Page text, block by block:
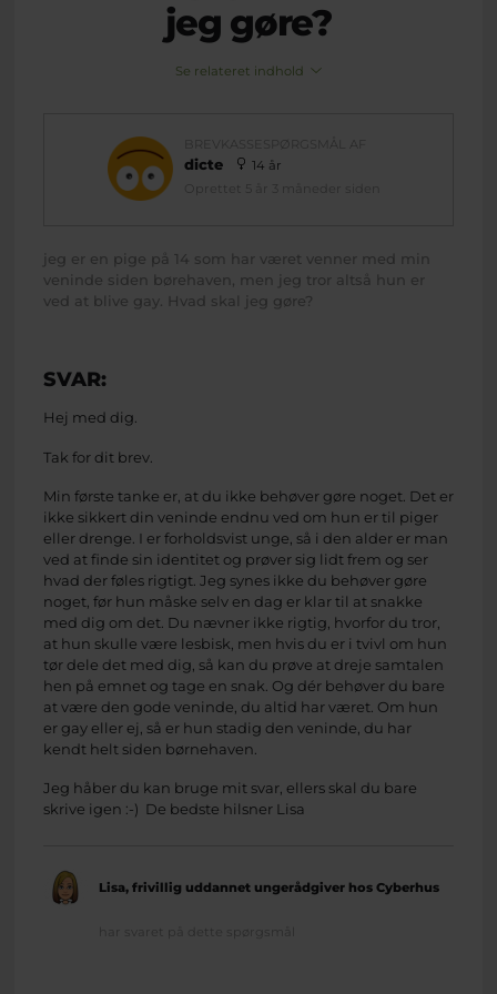
jeg gøre?
Se relateret indhold
BREVKASSESPØRGSMÅL AF
dicte
14 år
Oprettet 5 år 3 måneder siden
jeg er en pige på 14 som har været venner med min
veninde siden børehaven, men jeg tror altså hun er
ved at blive gay. Hvad skal jeg gøre?
SVAR:
Hej med dig.
Tak for dit brev.
Min første tanke er, at du ikke behøver gøre noget. Det er
ikke sikkert din veninde endnu ved om hun er til piger
eller drenge. I er forholdsvist unge, så i den alder er man
ved at finde sin identitet og prøver sig lidt frem og ser
hvad der føles rigtigt. Jeg synes ikke du behøver gøre
noget, før hun måske selv en dag er klar til at snakke
med dig om det. Du nævner ikke rigtig, hvorfor du tror,
at hun skulle være lesbisk, men hvis du er i tvivl om hun
tør dele det med dig, så kan du prøve at dreje samtalen
hen på emnet og tage en snak. Og dér behøver du bare
at være den gode veninde, du altid har været. Om hun
er gay eller ej, så er hun stadig den veninde, du har
kendt helt siden børnehaven.
Jeg håber du kan bruge mit svar, ellers skal du bare
skrive igen :-) De bedste hilsner Lisa
Lisa, frivillig uddannet ungerådgiver hos Cyberhus
har svaret på dette spørgsmål